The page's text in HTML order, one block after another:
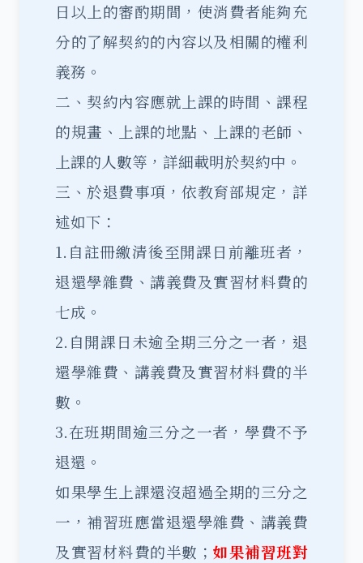
日以上的審酌期間，使消費者能夠充
分的了解契約的內容以及相關的權利
義務。
二、契約內容應就上課的時間、課程
的規畫、上課的地點、上課的老師、
上課的人數等，詳細載明於契約中。
三、於退費事項，依教育部規定，詳
述如下：
1.自註冊繳清後至開課日前離班者，
退還學雜費、講義費及實習材料費的
七成。
2.自開課日未逾全期三分之一者，退
還學雜費、講義費及實習材料費的半
數。
3.在班期間逾三分之一者，學費不予
退還。
如果學生上課還沒超過全期的三分之
一，補習班應當退還學雜費、講義費
及實習材料費的半數； 如果補習班對